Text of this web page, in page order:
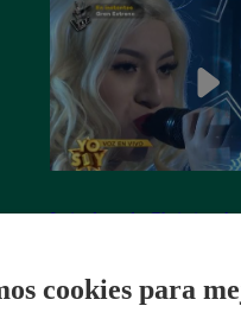
Imitadora de Christina
cookies para